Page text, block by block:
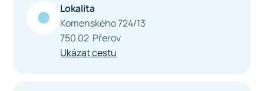
Lokalita
Komenského 724/13
750 02 Přerov
Ukázat cestu